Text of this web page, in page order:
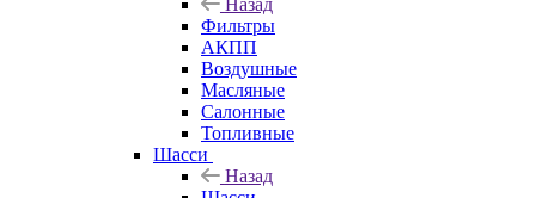
Назад
Фильтры
АКПП
Воздушные
Масляные
Салонные
Топливные
Шасси
Назад